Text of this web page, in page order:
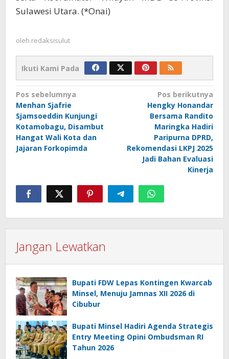
Sulawesi Utara. (*Onai)
oleh redaksisulut
Ikuti Kami Pada
Navigasi
pos
Pos sebelumnya
Menhan Sjafrie
Sjamsoeddin Kunjungi
Kotamobagu, Disambut
Hangat Wali Kota dan
Jajaran Forkopimda
Pos berikutnya
Hengky Honandar
Bersama Randito
Maringka Hadiri
Paripurna DPRD,
Rekomendasi LKPJ 2025
Jadi Bahan Evaluasi
Kinerja
Jangan Lewatkan
Bupati FDW Lepas Kontingen Kwarcab
Minsel, Menuju Jamnas XII 2026 di
Cibubur
Bupati Minsel Hadiri Agenda Strategis
Entry Meeting Opini Ombudsman RI
Tahun 2026